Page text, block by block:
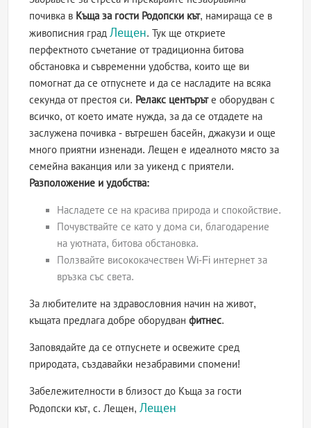
почивка в Къща за гости Родопски кът, намираща се в
живописния град Лещен. Тук ще откриете
перфектното съчетание от традиционна битова
обстановка и съвременни удобства, които ще ви
помогнат да се отпуснете и да се насладите на всяка
секунда от престоя си. Релакс центъръте оборудван с
всичко, от което имате нужда, за да се отдадете на
заслужена почивка - вътрешен басейн, джакузи и още
много приятни изненади. Лещен е идеалното място за
семейна ваканция или за уикенд с приятели.
Разположение и удобства:
Насладете се на красива природа и спокойствие.
Почувствайте се като у дома си, благодарение
на уютната, битова обстановка.
Ползвайте висококачествен Wi-Fi интернет за
връзка със света.
За любителите на здравословния начин на живот,
къщата предлага добре оборудванфитнес.
Заповядайте да се отпуснете и освежите сред
природата, създавайки незабравими спомени!
Забележителности в близост до Къща за гости
Родопски кът, с. Лещен, Лещен